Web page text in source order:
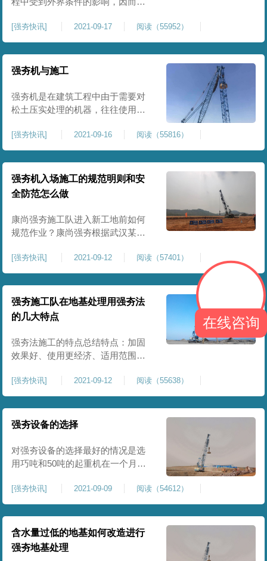
常的，大部分的情况在根据以往的
施工经验以及合理的管理下，可以
最大限度的进行预防或者在发生后
将损失降到最低。1. 表层松懈不密
水后发生下陷现象。 发生原因：强
夯后未平坦，未经
[强夯快讯] 2021-09-17 阅读（55952）
强夯机与施工
强夯机是在建筑工程中由于需要对
松土压实处理的机器，往往使用强
蛙式，有震动式，有跃步式，有打
夯式，还有吊重锤击式，根据工程
需要，所以运用不同类型的强夯
机。强夯置换法的单击夯能应根据
现场试验确定，夯点的夯击次数应
通过现场试夯确定，且应同时满足
以下条件：墩底穿透软弱土层，且
达
[强夯快讯] 2021-09-16 阅读（55816）
强夯机入场施工的规范明则和安
全防范怎么做
康尚强夯施工队进入新工地前如何
规范作业？康尚强夯根据武汉某工
完成了该工地的所有工程。地基承
载力也满足施工设计要求。 首先根
据甲方需要进场，需要多少夯击能
量，地面承载力来选择夯锤的重
量，下落距离，夯实能量的大小来
确定参数
[强夯快讯] 2021-09-12 阅读（57401）
强夯施工队在地基处理用强夯法
的几大特点
强夯法施工的特点总结特点：加固
效果好、使用更经济、适用范围
以操作施工的土质广泛，有素填
土、粘土、砂砾、碎石、湿陷性黄
土等低级，因为受到工程界的广泛
青睐。 加固机理看似很简单，既是
目的，由于土中的动应力大，压实
深度大
[强夯快讯] 2021-09-12 阅读（55638）
强夯设备的选择
对强夯设备的选择最好的情况是选
用巧吨和50吨的起重机在一个月内
合路基实际情况来使用起重机，一
般情况下巧吨起重机可以进行3000
千牛米的强夯施工如果要增大夯击
力度就用50吨起重机，它可以被用
在6000千牛米的强夯施工中。施工
时股备使用要求包括击数，单位夯
[强夯快讯] 2021-09-09 阅读（54612）
含水量过低的地基如何改造进行
强夯地基处理
在线咨询